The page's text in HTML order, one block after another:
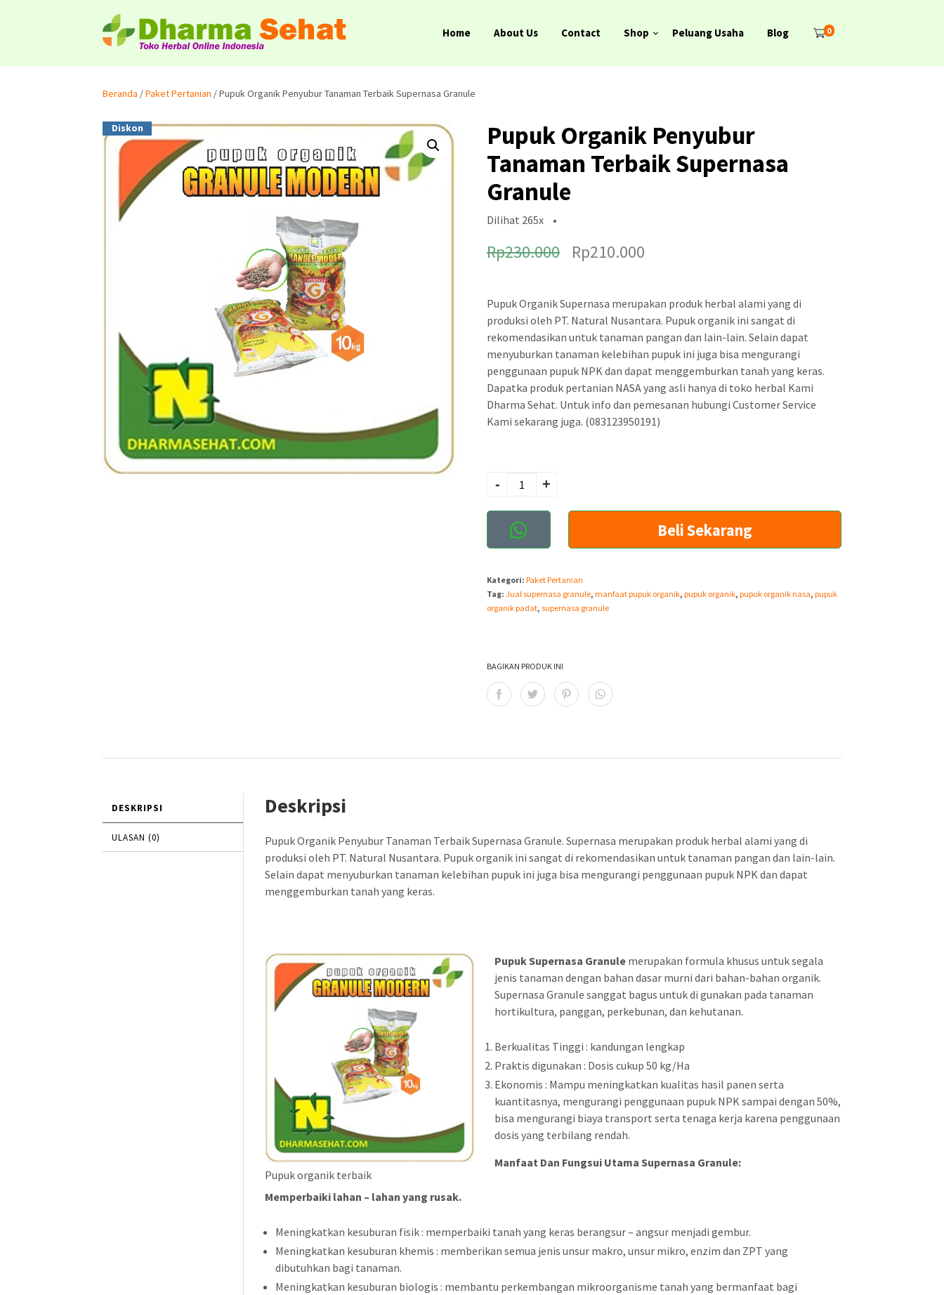
Home About Us Contact Shop Peluang Usaha Blog 0
Beranda /Paket Pertanian / Pupuk Organik Penyubur Tanaman Terbaik Supernasa Granule
Diskon
Pupuk Organik Penyubur
Tanaman Terbaik Supernasa
Granule
Dilihat 265x •
Rp230.000
H
r
g
a
a
s
l
i
a
d
l
a
R
p
0
0
.
Rp210.000
r
g
a
s
a
a
t
d
l
0
0
.
Pupuk Organik Supernasa merupakan produk herbal alami yang di
produksi oleh PT. Natural Nusantara. Pupuk organik ini sangat di
rekomendasikan untuk tanaman pangan dan lain-lain. Selain dapat
menyuburkan tanaman kelebihan pupuk ini juga bisa mengurangi
penggunaan pupuk NPK dan dapat menggemburkan tanah yang keras.
Dapatka produk pertanian NASA yang asli hanya di toko herbal Kami
Dharma Sehat. Untuk info dan pemesanan hubungi Customer Service
Kami sekarang juga. (083123950191)
Organik Penyubur
Supernasa Granule
- +
Beli Sekarang
Kategori:Paket Pertanian
Tag:Jual supernasa granule,manfaat pupuk organik,pupuk organik,pupuk organik nasa,pupuk
organik padat,supernasa granule
BAGIKAN PRODUK INI
DESKRIPSI
ULASAN (0)
Deskripsi
Pupuk Organik Penyubur Tanaman Terbaik Supernasa Granule. Supernasa merupakan produk herbal alami yang di
produksi oleh PT. Natural Nusantara. Pupuk organik ini sangat di rekomendasikan untuk tanaman pangan dan lain-lain.
Selain dapat menyuburkan tanaman kelebihan pupuk ini juga bisa mengurangi penggunaan pupuk NPK dan dapat
menggemburkan tanah yang keras.
Pupuk organik terbaik
Pupuk Supernasa Granulemerupakan formula khusus untuk segala
jenis tanaman dengan bahan dasar murni dari bahan-bahan organik.
Supernasa Granule sanggat bagus untuk di gunakan pada tanaman
hortikultura, panggan, perkebunan, dan kehutanan.
Berkualitas Tinggi : kandungan lengkap
Praktis digunakan : Dosis cukup 50 kg/Ha
Ekonomis : Mampu meningkatkan kualitas hasil panen serta
kuantitasnya, mengurangi penggunaan pupuk NPK sampai dengan 50%,
bisa mengurangi biaya transport serta tenaga kerja karena penggunaan
dosis yang terbilang rendah.
Manfaat Dan Fungsui Utama Supernasa Granule:
Memperbaiki lahan – lahan yang rusak.
Meningkatkan kesuburan fisik : memperbaiki tanah yang keras berangsur – angsur menjadi gembur.
Meningkatkan kesuburan khemis : memberikan semua jenis unsur makro, unsur mikro, enzim dan ZPT yang
dibutuhkan bagi tanaman.
Meningkatkan kesuburan biologis : membantu perkembangan mikroorganisme tanah yang bermanfaat bagi